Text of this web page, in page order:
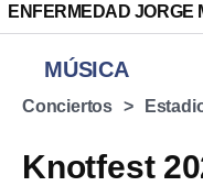
ENFERMEDAD JORGE
MÚSICA
Conciertos
Knotfest